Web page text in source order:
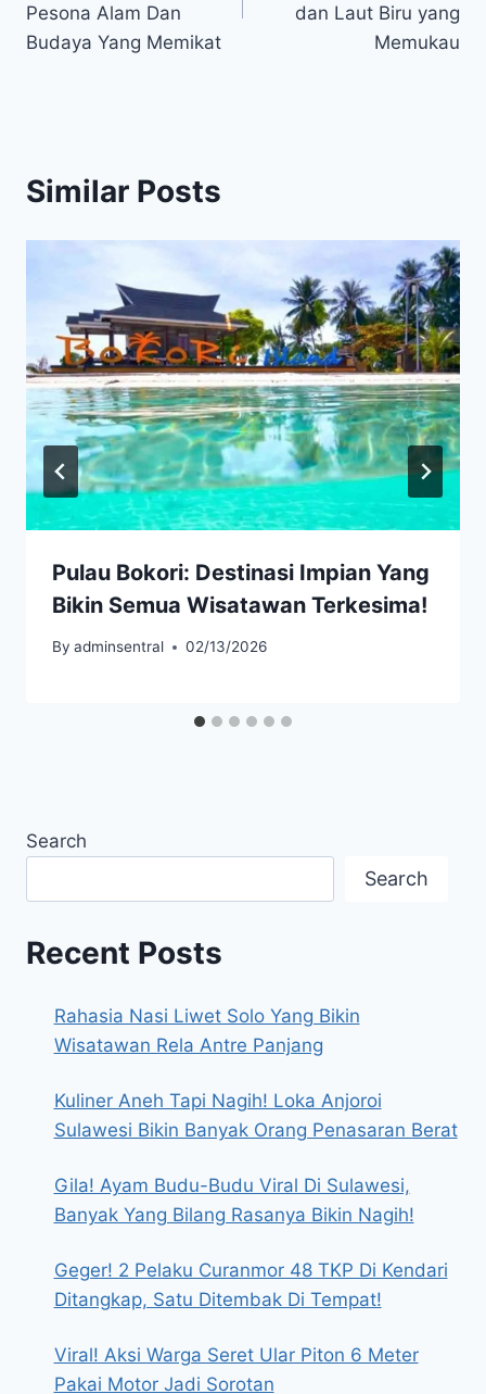
Pesona Alam Dan
Budaya Yang Memikat
dan Laut Biru yang
Memukau
Similar Posts
Pulau Bokori: Destinasi Impian Yang
Bikin Semua Wisatawan Terkesima!
By adminsentral 02/13/2026
Search
Search
Recent Posts
Rahasia Nasi Liwet Solo Yang Bikin
Wisatawan Rela Antre Panjang
Kuliner Aneh Tapi Nagih! Loka Anjoroi
Sulawesi Bikin Banyak Orang Penasaran Berat
Gila! Ayam Budu-Budu Viral Di Sulawesi,
Banyak Yang Bilang Rasanya Bikin Nagih!
Geger! 2 Pelaku Curanmor 48 TKP Di Kendari
Ditangkap, Satu Ditembak Di Tempat!
Viral! Aksi Warga Seret Ular Piton 6 Meter
Pakai Motor Jadi Sorotan